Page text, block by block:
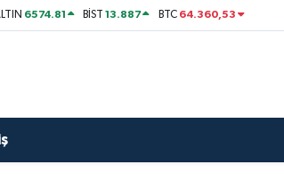
6574.81 BİST13.887 BTC 64.360,53